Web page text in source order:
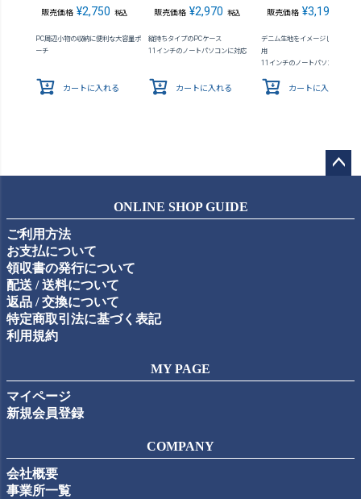
販売価格 ¥2,750 税込
PC周辺小物の収納に便利な大容量ポ
ーチ
カートに入れる
販売価格 ¥2,970 税込
縦持ちタイプのPCケース
11インチのノートパソコンに対応
カートに入れる
販売価格 ¥3,190
デニム生地をイメージした素材を
用
11インチのノートパソコンに対応
カートに入れる
ップ
ONLINE SHOP GUIDE
ご利用方法
お支払について
領収書の発行について
配送 / 送料について
返品 / 交換について
特定商取引法に基づく表記
利用規約
MY PAGE
マイページ
新規会員登録
COMPANY
会社概要
事業所一覧